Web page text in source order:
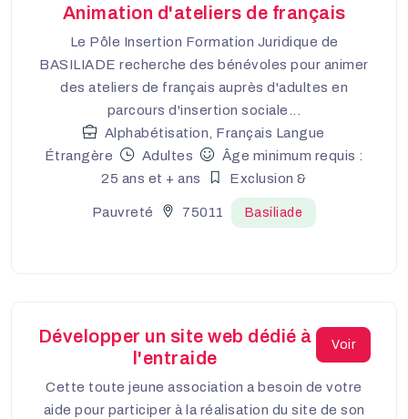
Animation d'ateliers de français
Le Pôle Insertion Formation Juridique de
BASILIADE recherche des bénévoles pour animer
des ateliers de français auprès d'adultes en
parcours d'insertion sociale...
Alphabétisation, Français Langue
Étrangère
Adultes
Âge minimum requis :
25 ans et + ans
Exclusion &
Pauvreté 75011 Basiliade
Voir
Développer un site web dédié à
l'entraide
Cette toute jeune association a besoin de votre
aide pour participer à la réalisation du site de son